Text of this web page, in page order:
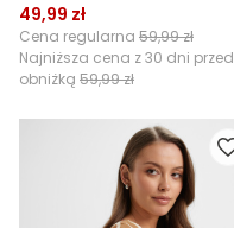
49,99 zł
Cena regularna 59,99 zł
Najniższa cena z 30 dni przed
obniżką 59,99 zł